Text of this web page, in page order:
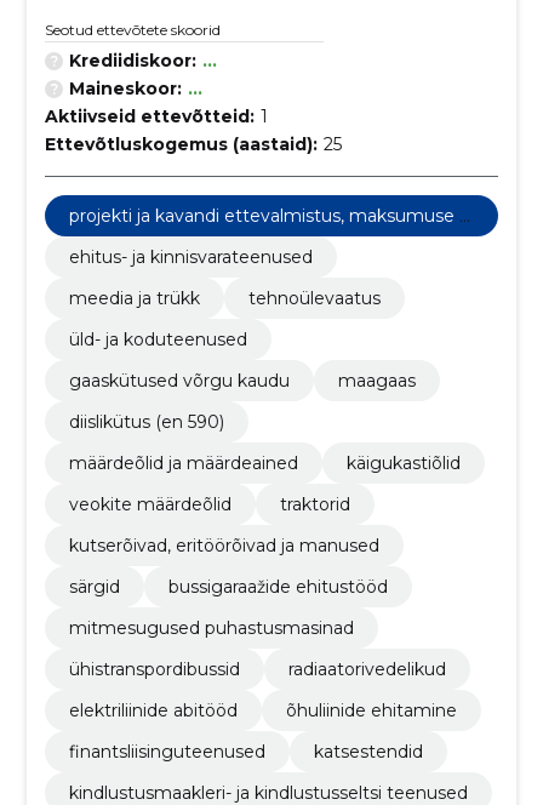
Seotud ettevõtete skoorid
Krediidiskoor: ...
Maineskoor: ...
Aktiivseid ettevõtteid: 1
Ettevõtluskogemus (aastaid): 25
projekti ja kavandi ettevalmistus, maksumuse hi
ndamine
ehitus- ja kinnisvarateenused
meedia ja trükk
tehnoülevaatus
üld- ja koduteenused
gaaskütused võrgu kaudu
maagaas
diislikütus (en 590)
määrdeõlid ja määrdeained
käigukastiõlid
veokite määrdeõlid
traktorid
kutserõivad, eritöörõivad ja manused
särgid
bussigaraažide ehitustööd
mitmesugused puhastusmasinad
ühistranspordibussid
radiaatorivedelikud
elektriliinide abitööd
õhuliinide ehitamine
finantsliisinguteenused
katsestendid
kindlustusmaakleri- ja kindlustusseltsi teenused